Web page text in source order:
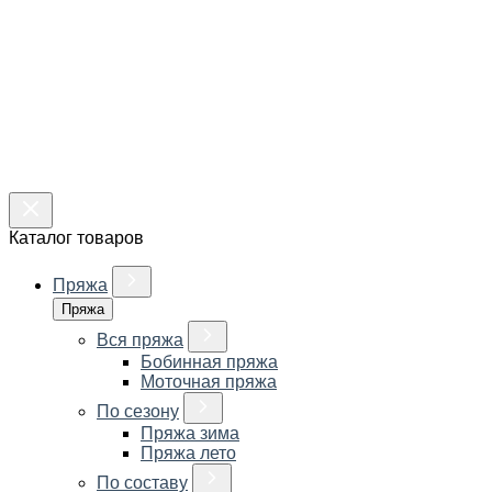
Каталог товаров
Пряжа
Пряжа
Вся пряжа
Бобинная пряжа
Моточная пряжа
По сезону
Пряжа зима
Пряжа лето
По составу